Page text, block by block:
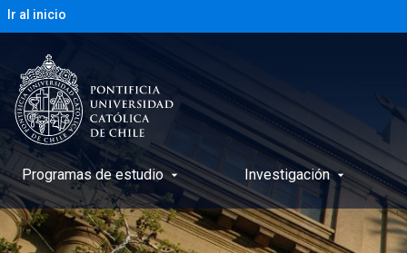
Ir al inicio
Programas de estudio arrow_drop_down Investigación arrow_drop_down